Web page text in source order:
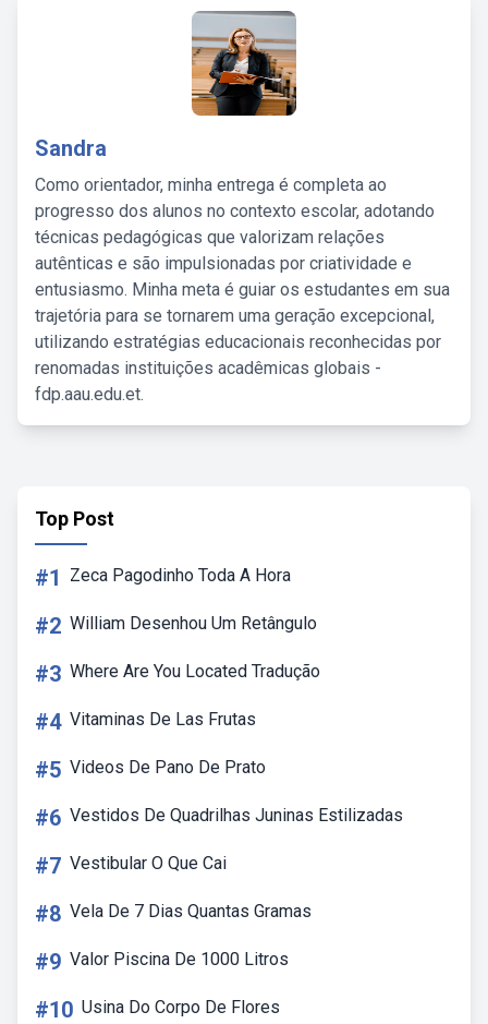
Sandra
Como orientador, minha entrega é completa ao
progresso dos alunos no contexto escolar, adotando
técnicas pedagógicas que valorizam relações
autênticas e são impulsionadas por criatividade e
entusiasmo. Minha meta é guiar os estudantes em sua
trajetória para se tornarem uma geração excepcional,
utilizando estratégias educacionais reconhecidas por
renomadas instituições acadêmicas globais -
fdp.aau.edu.et.
Top Post
#1 Zeca Pagodinho Toda A Hora
#2 William Desenhou Um Retângulo
#3 Where Are You Located Tradução
#4 Vitaminas De Las Frutas
#5 Videos De Pano De Prato
#6 Vestidos De Quadrilhas Juninas Estilizadas
#7 Vestibular O Que Cai
#8 Vela De 7 Dias Quantas Gramas
#9 Valor Piscina De 1000 Litros
#10 Usina Do Corpo De Flores